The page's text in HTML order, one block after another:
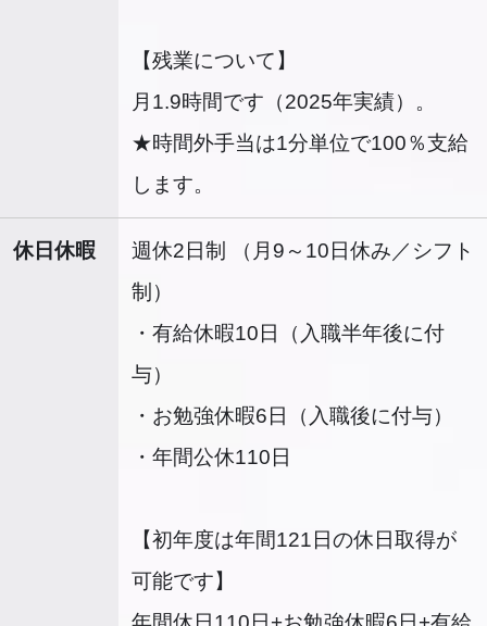
【残業について】
月1.9時間です（2025年実績）。
★時間外手当は1分単位で100％支給
します。
休日休暇
週休2日制 （月9～10日休み／シフト
制）
・有給休暇10日（入職半年後に付
与）
・お勉強休暇6日（入職後に付与）
・年間公休110日
【初年度は年間121日の休日取得が
可能です】